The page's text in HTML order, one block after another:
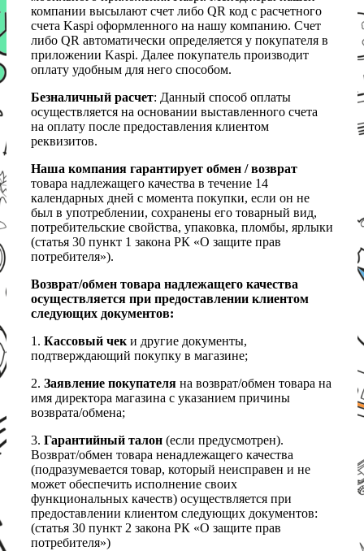
компании высылают счет либо QR код с расчетного
счета Kaspi оформленного на нашу компанию. Счет
либо QR автоматически определяется у покупателя в
приложении Kaspi. Далее покупатель производит
оплату удобным для него способом.
Безналичный расчет: Данный способ оплаты
осуществляется на основании выставленного счета
на оплату после предоставления клиентом
реквизитов.
Наша компания гарантирует обмен / возврат
товара надлежащего качества в течение 14
календарных дней с момента покупки, если он не
был в употреблении, сохранены его товарный вид,
потребительские свойства, упаковка, пломбы, ярлыки
(статья 30 пункт 1 закона РК «О защите прав
потребителя»).
Возврат/обмен товара надлежащего качества
осуществляется при предоставлении клиентом
следующих документов:
1. Кассовый чеки другие документы,
подтверждающий покупку в магазине;
2. Заявление покупателя на возврат/обмен товара на
имя директора магазина с указанием причины
возврата/обмена;
3. Гарантийный талон (если предусмотрен).
Возврат/обмен товара ненадлежащего качества
(подразумевается товар, который неисправен и не
может обеспечить исполнение своих
функциональных качеств) осуществляется при
предоставлении клиентом следующих документов:
(статья 30 пункт 2 закона РК «О защите прав
потребителя»)